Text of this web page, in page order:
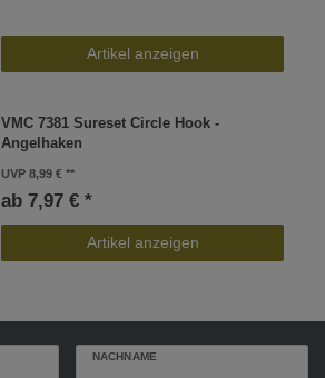
Artikel anzeigen
VMC 7381 Sureset Circle Hook -
Angelhaken
UVP 8,99 €
ab 7,97 € *
Artikel anzeigen
NACHNAME